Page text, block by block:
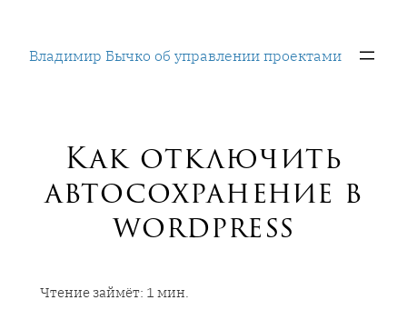
содержимому
Владимир Бычко об управлении проектами
Как отключить
автосохранение в
wordpress